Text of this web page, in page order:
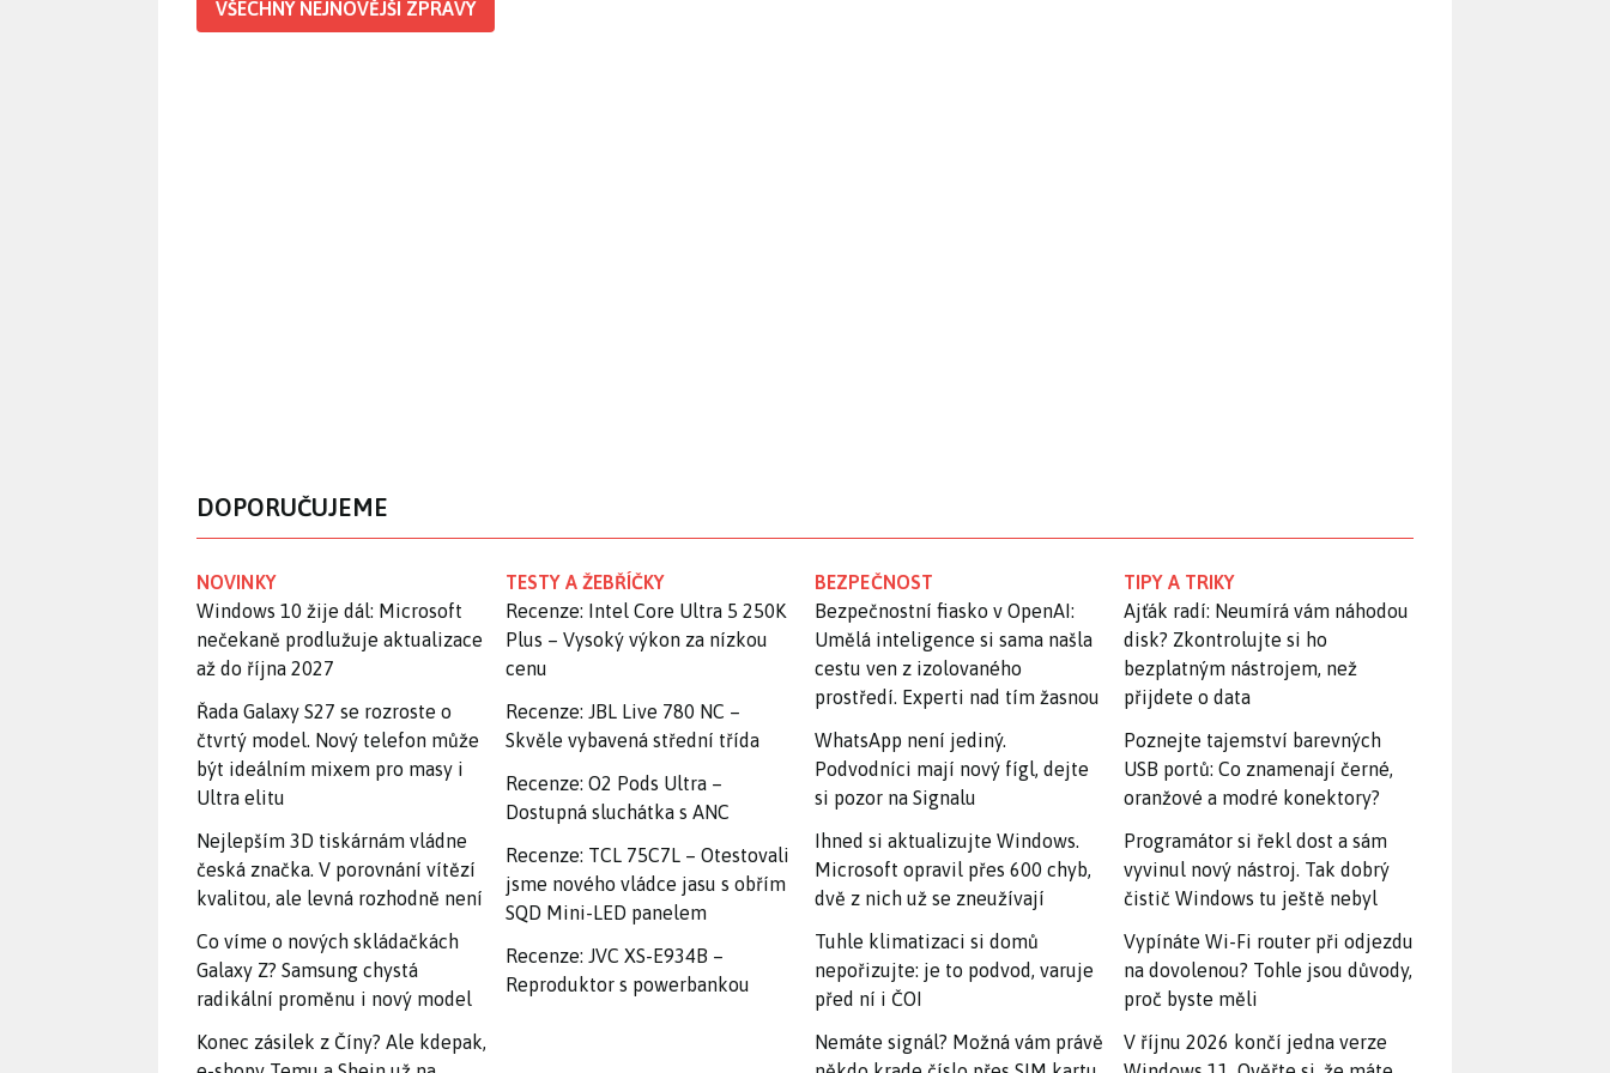
VŠECHNY NEJNOVĚJŠÍ ZPRÁVY
DOPORUČUJEME
NOVINKY
Windows 10 žije dál: Microsoft
nečekaně prodlužuje aktualizace
až do října 2027
Řada Galaxy S27 se rozroste o
čtvrtý model. Nový telefon může
být ideálním mixem pro masy i
Ultra elitu
Nejlepším 3D tiskárnám vládne
česká značka. V porovnání vítězí
kvalitou, ale levná rozhodně není
Co víme o nových skládačkách
Galaxy Z? Samsung chystá
radikální proměnu i nový model
Konec zásilek z Číny? Ale kdepak,
TESTY A ŽEBŘÍČKY
Recenze: Intel Core Ultra 5 250K
Plus – Vysoký výkon za nízkou
cenu
Recenze: JBL Live 780 NC –
Skvěle vybavená střední třída
Recenze: O2 Pods Ultra –
Dostupná sluchátka s ANC
Recenze: TCL 75C7L – Otestovali
jsme nového vládce jasu s obřím
SQD Mini-LED panelem
Recenze: JVC XS-E934B –
Reproduktor s powerbankou
BEZPEČNOST
Bezpečnostní fiasko v OpenAI:
Umělá inteligence si sama našla
cestu ven z izolovaného
prostředí. Experti nad tím žasnou
WhatsApp není jediný.
Podvodníci mají nový fígl, dejte
si pozor na Signalu
Ihned si aktualizujte Windows.
Microsoft opravil přes 600 chyb,
dvě z nich už se zneužívají
Tuhle klimatizaci si domů
nepořizujte: je to podvod, varuje
před ní i ČOI
Nemáte signál? Možná vám právě
TIPY A TRIKY
Ajťák radí: Neumírá vám náhodou
disk? Zkontrolujte si ho
bezplatným nástrojem, než
přijdete o data
Poznejte tajemství barevných
USB portů: Co znamenají černé,
oranžové a modré konektory?
Programátor si řekl dost a sám
vyvinul nový nástroj. Tak dobrý
čistič Windows tu ještě nebyl
Vypínáte Wi-Fi router při odjezdu
na dovolenou? Tohle jsou důvody,
proč byste měli
V říjnu 2026 končí jedna verze